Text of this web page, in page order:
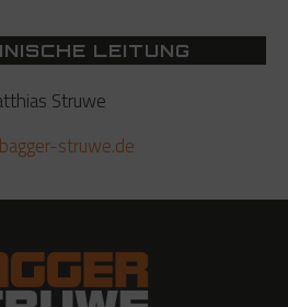
LEITUNG
Struwe
struwe.de